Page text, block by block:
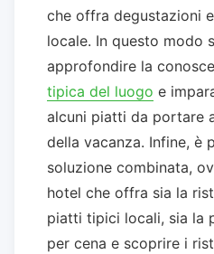
che offra degustazioni
locale. In questo modo
approfondire la
tipica del luogo e
alcuni piatti da portare
della vacanza. Infine, è
soluzione combinata,
hotel che offra sia la
piatti tipici locali, sia la
per cena e scoprire i